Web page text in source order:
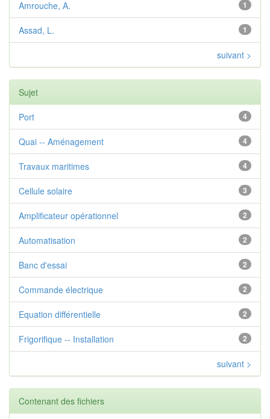
1
Amrouche, A.
1
Assad, L.
suivant >
Sujet
4
Port
4
Quai -- Aménagement
4
Travaux maritimes
3
Cellule solaire
2
Amplificateur opérationnel
2
Automatisation
2
Banc d'essai
2
Commande électrique
2
Equation différentielle
2
Frigorifique -- Installation
suivant >
Contenant des fichiers